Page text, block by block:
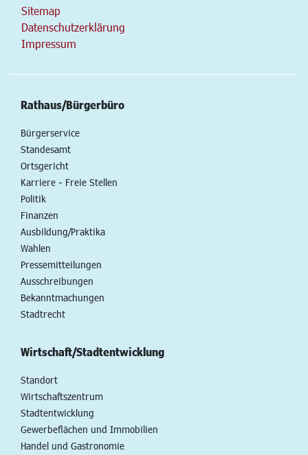
Sitemap
Datenschutzerklärung
Impressum
Rathaus/Bürgerbüro
Bürgerservice
Standesamt
Ortsgericht
Karriere - Freie Stellen
Politik
Finanzen
Ausbildung/Praktika
Wahlen
Pressemitteilungen
Ausschreibungen
Bekanntmachungen
Stadtrecht
Wirtschaft/Stadtentwicklung
Standort
Wirtschaftszentrum
Stadtentwicklung
Gewerbeflächen und Immobilien
Handel und Gastronomie